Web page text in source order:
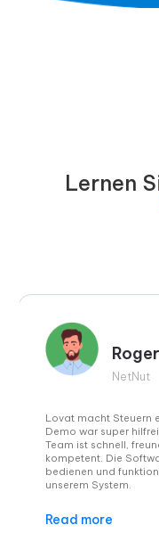
Lernen
NetNut
Lovat macht Steuern
Demo war super
Team ist schnell,
kompetent. Die
bedienen und
unserem System.
Read more